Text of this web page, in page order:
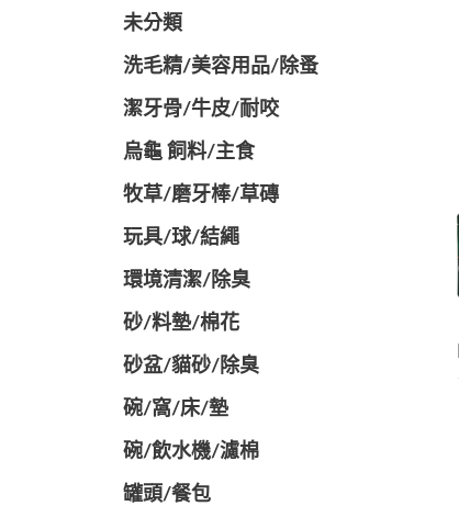
未分類
洗毛精/美容用品/除蚤
潔牙骨/牛皮/耐咬
烏龜 飼料/主食
牧草/磨牙棒/草磚
玩具/球/結繩
環境清潔/除臭
砂/料墊/棉花
砂盆/貓砂/除臭
碗/窩/床/墊
碗/飲水機/濾棉
罐頭/餐包